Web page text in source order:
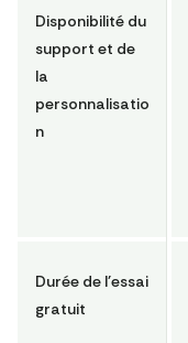
Disponibilité du
support et de
la
personnalisatio
n
Durée de l'essai
gratuit